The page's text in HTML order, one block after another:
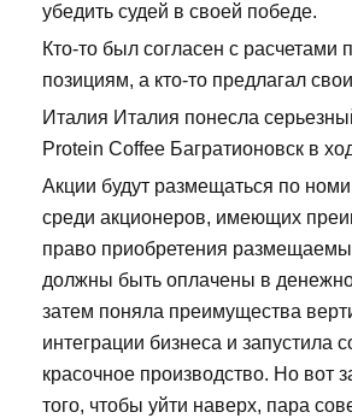
убедить судей в своей победе.
Кто-то был согласен с расчетами
позициям, а кто-то предлагал
Италия Италия понесла
Protein Coffee Багратионовск в
Акции будут размещаться по
среди акционеров, имеющих
право приобретения
должны быть оплачены в
затем поняла преимущества
интеграции бизнеса и запустила
красочное производство. Но вот
того, чтобы уйти наверх, пара